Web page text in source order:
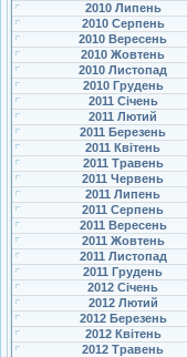
2010 Липень
2010 Серпень
2010 Вересень
2010 Жовтень
2010 Листопад
2010 Грудень
2011 Січень
2011 Лютий
2011 Березень
2011 Квітень
2011 Травень
2011 Червень
2011 Липень
2011 Серпень
2011 Вересень
2011 Жовтень
2011 Листопад
2011 Грудень
2012 Січень
2012 Лютий
2012 Березень
2012 Квітень
2012 Травень